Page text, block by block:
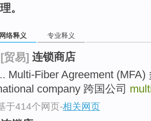
。
网络释义 专业释义
[贸易] 连锁商店
Multi-Fiber Agreement
company 跨国公司
于414个网页-相关网页